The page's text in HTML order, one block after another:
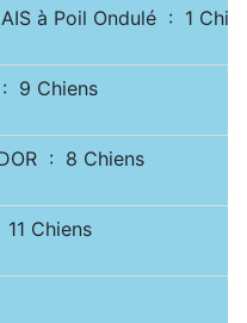
à Poil Ondulé : 1
: 9 Chiens
: 8 Chiens
Chiens